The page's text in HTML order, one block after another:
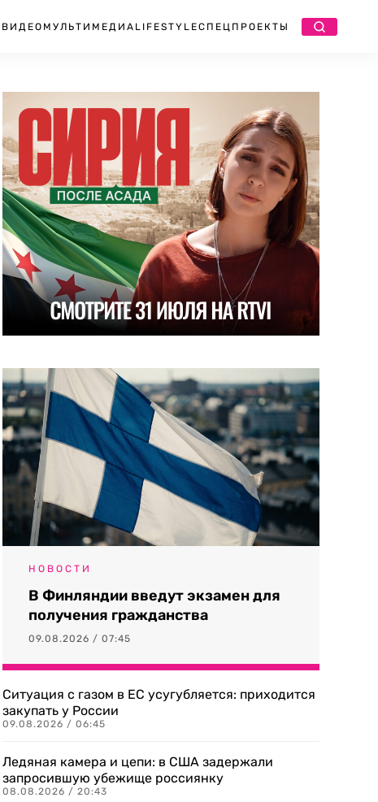
ВИДЕО МУЛЬТИМЕДИА LIFESTYLEСПЕЦПРОЕКТЫ
НОВОСТИ
В Финляндии введут экзамен для
получения гражданства
09.08.2026 / 07:45
Ситуация с газом в ЕС усугубляется: приходится
закупать у России
09.08.2026 / 06:45
Ледяная камера и цепи: в США задержали
запросившую убежище россиянку
08.08.2026 / 20:43